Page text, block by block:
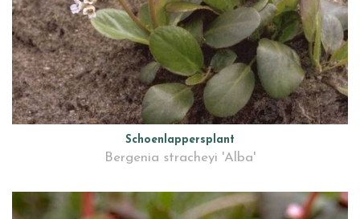
Schoenlappersplant
Bergenia stracheyi 'Alba'